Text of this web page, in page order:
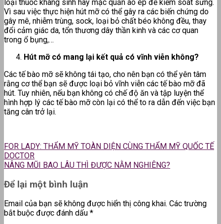
loại thuốc kháng sinh hay mặc quần áo ép để kiểm soát sưng.
Vì sau việc thực hiện hút mỡ có thể gây ra các biến chứng do
gây mê, nhiễm trùng, sock, loại bỏ chất béo không đều, thay
đổi cảm giác da, tổn thương dây thần kinh và các cơ quan
trong ổ bụng,…
Hút mỡ có mang lại kết quả có vĩnh viễn không?
Các tế bào mỡ sẽ không tái tạo, cho nên bạn có thể yên tâm
rằng cơ thể bạn sẽ được loại bỏ vĩnh viễn các tế bào mỡ đã
hút. Tuy nhiên, nếu bạn không có chế độ ăn và tập luyện thể
hình hợp lý các tế bào mỡ còn lại có thể to ra dẫn đến việc bạn
tăng cân trở lại.
FOR LADY: THẨM MỸ TOÀN DIỆN CÙNG THẨM MỸ QUỐC TẾ
DOCTOR
NÂNG MŨI BAO LÂU THÌ ĐƯỢC NẰM NGHIÊNG?
Để lại một bình luận
Email của bạn sẽ không được hiển thị công khai. Các trường
bắt buộc được đánh dấu *